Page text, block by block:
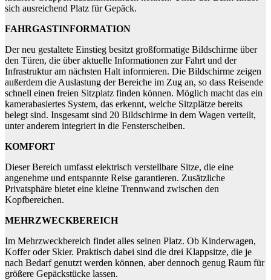
sich ausreichend Platz für Gepäck.
FAHRGASTINFORMATION
Der neu gestaltete Einstieg besitzt großformatige Bildschirme über
den Türen, die über aktuelle Informationen zur Fahrt und der
Infrastruktur am nächsten Halt informieren. Die Bildschirme zeigen
außerdem die Auslastung der Bereiche im Zug an, so dass Reisende
schnell einen freien Sitzplatz finden können. Möglich macht das ein
kamerabasiertes System, das erkennt, welche Sitzplätze bereits
belegt sind. Insgesamt sind 20 Bildschirme in dem Wagen verteilt,
unter anderem integriert in die Fensterscheiben.
KOMFORT
Dieser Bereich umfasst elektrisch verstellbare Sitze, die eine
angenehme und entspannte Reise garantieren. Zusätzliche
Privatsphäre bietet eine kleine Trennwand zwischen den
Kopfbereichen.
MEHRZWECKBEREICH
Im Mehrzweckbereich findet alles seinen Platz. Ob Kinderwagen,
Koffer oder Skier. Praktisch dabei sind die drei Klappsitze, die je
nach Bedarf genutzt werden können, aber dennoch genug Raum für
größere Gepäckstücke lassen.